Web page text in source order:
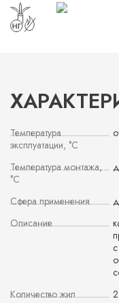
Температура
эксплуатации, °С
Температура монтажа,
°С
Сфера применения
Описание
Количество жил
2